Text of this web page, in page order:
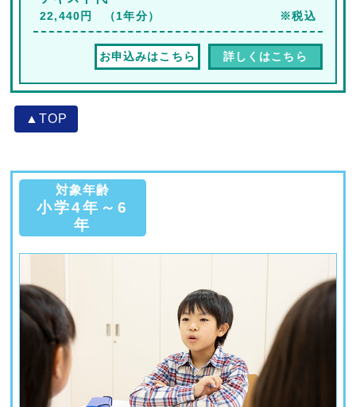
22,440円 （1年分） ※税込
詳しくはこちら
お申込みはこちら
▲TOP
対象年齢
小学4年～6
年